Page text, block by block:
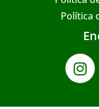
Política